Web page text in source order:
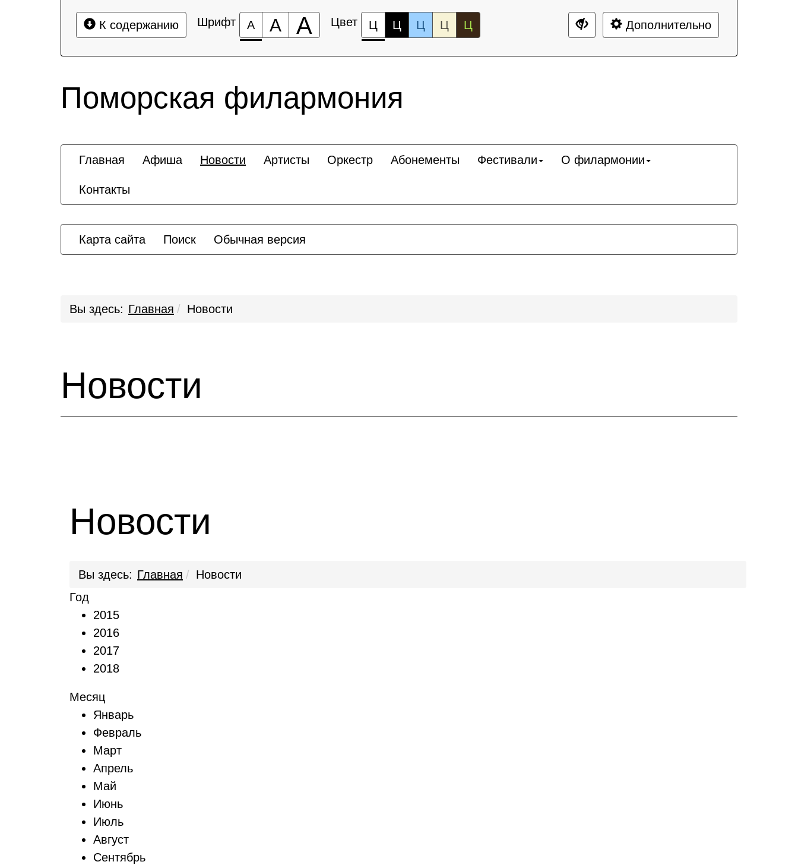
К содержанию Шрифт А А А Цвет Ц Ц Ц Ц Ц Дополнительно
Поморская филармония
Главная Афиша Новости Артисты Оркестр Абонементы Фестивали О филармонии
Контакты
Карта сайта Поиск Обычная версия
Вы здесь: Главная Новости
Новости
Новости
Вы здесь: Главная
Новости
Год
2015
2016
2017
2018
Месяц
Январь
Февраль
Март
Апрель
Май
Июнь
Июль
Август
Сентябрь